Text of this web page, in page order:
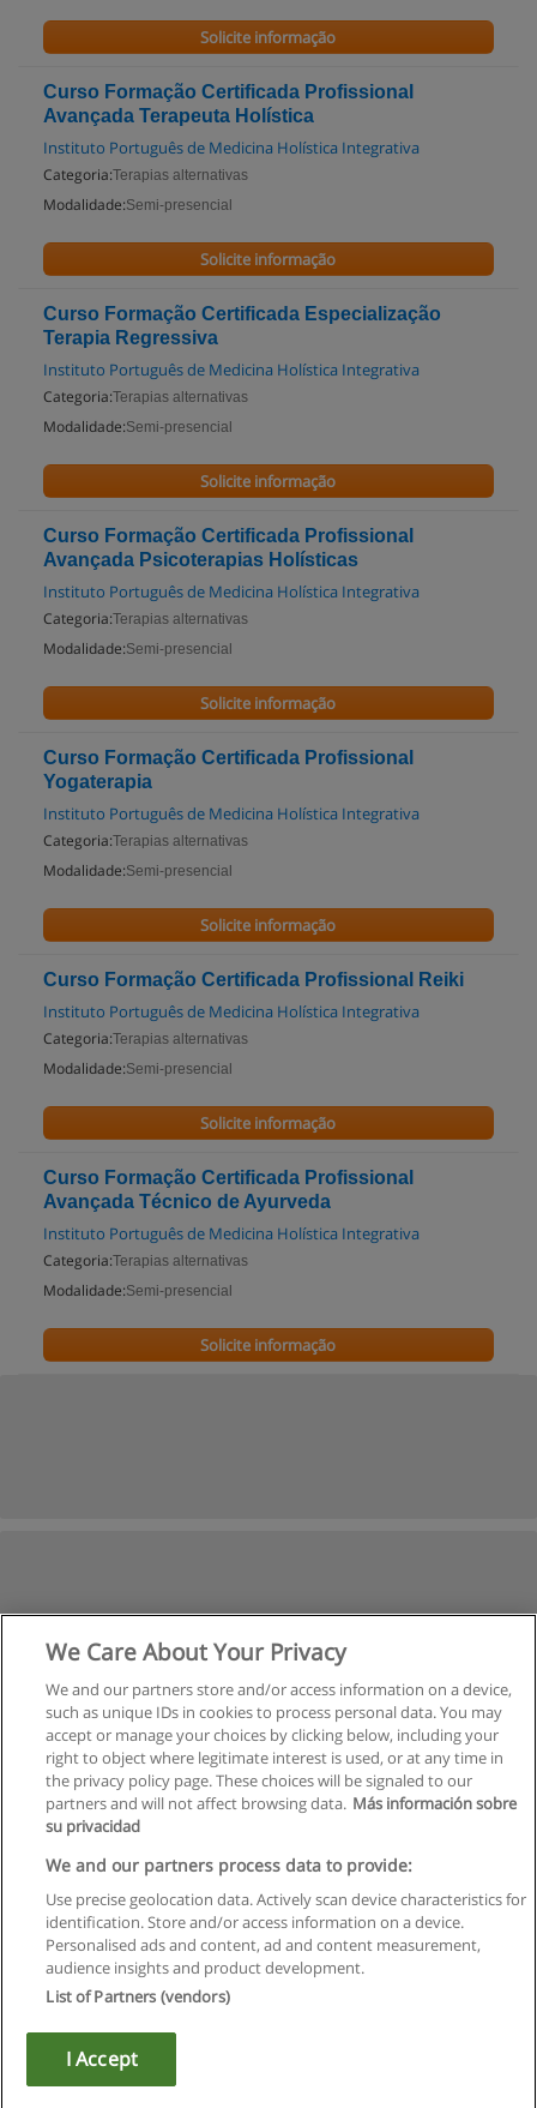
Solicite informação
Curso Formação Certificada Profissional
Avançada Terapeuta Holística
Instituto Português de Medicina Holística Integrativa
Categoria:Terapias alternativas
Modalidade:Semi-presencial
Solicite informação
Curso Formação Certificada Especialização
Terapia Regressiva
Instituto Português de Medicina Holística Integrativa
Categoria:Terapias alternativas
Modalidade:Semi-presencial
Solicite informação
Curso Formação Certificada Profissional
Avançada Psicoterapias Holísticas
Instituto Português de Medicina Holística Integrativa
Categoria:Terapias alternativas
Modalidade:Semi-presencial
Solicite informação
Curso Formação Certificada Profissional
Yogaterapia
Instituto Português de Medicina Holística Integrativa
Categoria:Terapias alternativas
Modalidade:Semi-presencial
Solicite informação
Curso Formação Certificada Profissional Reiki
Instituto Português de Medicina Holística Integrativa
Categoria:Terapias alternativas
Modalidade:Semi-presencial
Solicite informação
Curso Formação Certificada Profissional
Avançada Técnico de Ayurveda
Instituto Português de Medicina Holística Integrativa
Categoria:Terapias alternativas
Modalidade:Semi-presencial
Solicite informação
Regras de uso
Privacidade de dados
Copyright © Educaedu Business S.L. - CIF : B-95610580: -
We Care About Your Privacy
We and our partners store and/or access information on a device,
such as unique IDs in cookies to process personal data. You may
accept or manage your choices by clicking below, including your
right to object where legitimate interest is used, or at any time in
the privacy policy page. These choices will be signaled to our
partners and will not affect browsing data. Más información sobre
su privacidad
We and our partners process data to provide:
Use precise geolocation data. Actively scan device characteristics for
identification. Store and/or access information on a device.
Personalised ads and content, ad and content measurement,
audience insights and product development.
List of Partners (vendors)
I Accept